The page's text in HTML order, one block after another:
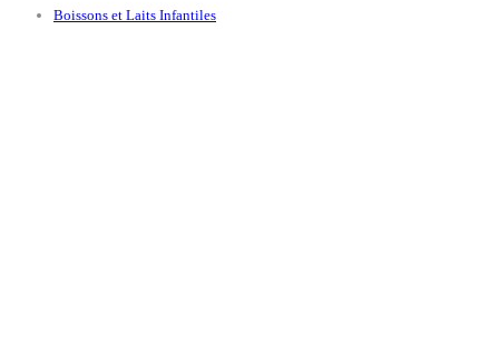
Boissons et Laits Infantiles